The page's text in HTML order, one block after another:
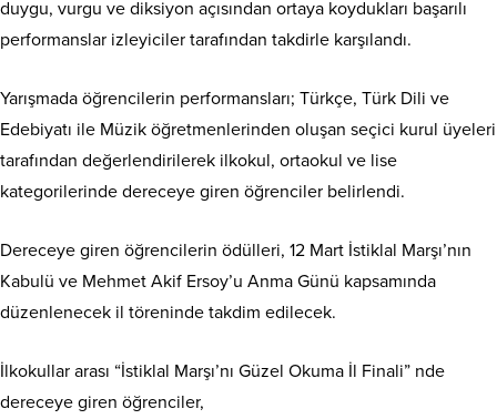
duygu, vurgu ve diksiyon açısından ortaya koydukları başarılı
performanslar izleyiciler tarafından takdirle karşılandı.
Yarışmada öğrencilerin performansları; Türkçe, Türk Dili ve
Edebiyatı ile Müzik öğretmenlerinden oluşan seçici kurul üyeleri
tarafından değerlendirilerek ilkokul, ortaokul ve lise
kategorilerinde dereceye giren öğrenciler belirlendi.
Dereceye giren öğrencilerin ödülleri, 12 Mart İstiklal Marşı’nın
Kabulü ve Mehmet Akif Ersoy’u Anma Günü kapsamında
düzenlenecek il töreninde takdim edilecek.
İlkokullar arası “İstiklal Marşı’nı Güzel Okuma İl Finali” nde
dereceye giren öğrenciler,